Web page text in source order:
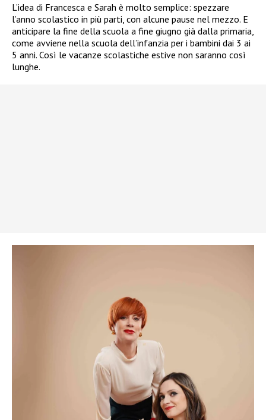
L’idea di Francesca e Sarah è molto semplice: spezzare
l’anno scolastico in più parti, con alcune pause nel mezzo. E
anticipare la fine della scuola a fine giugno già dalla primaria,
come avviene nella scuola dell’infanzia per i bambini dai 3 ai
5 anni. Così le vacanze scolastiche estive non saranno così
lunghe.